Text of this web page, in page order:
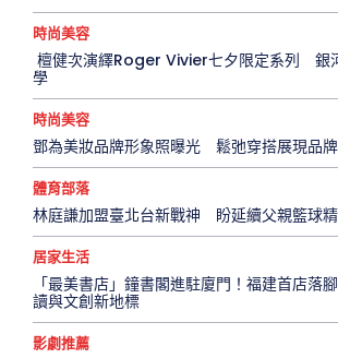
時尚美容
檀健次演繹Roger Vivier七夕限定系列 銀
學
時尚美容
鄧為美妝品牌形象照曝光 鬆弛穿搭展現品
體育部落
林庭謙加盟臺北台新戰神 盼延續父親籃球
居家生活
「最美書店」鐘書閣進駐廈門！福建首店
讀與文創新地標
影劇推薦